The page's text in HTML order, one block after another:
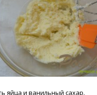
яйца и ванильный сахар.